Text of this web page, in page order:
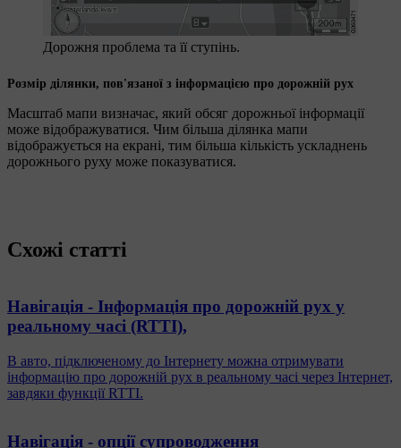
Дорожня проблема та її ступінь.
Розмір ділянки, пов'язаної з інформацією про дорожній рух
Масштаб мапи визначає, який обсяг дорожньої інформації
може відображуватися. Чим більша ділянка мапи
відображується на екрані, тим більша кількість ускладнень
дорожнього руху може показуватися.
Схожі статті
Навігація - Інформація про дорожній рух у
реальному часі (RTTI),
В авто, підключеному до Інтернету можна отримувати
інформацію про дорожній рух в реальному часі через Інтернет,
завдяки функції RTTI.
Навігація - опції супроводження